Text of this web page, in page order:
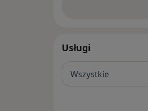
Usługi
Wszystkie